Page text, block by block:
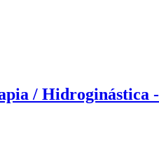
/ Hidroginástica